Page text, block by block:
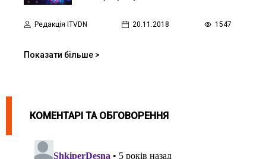
Редакція ITVDN 20.11.2018 1547
Показати більше >
КОМЕНТАРІ ТА ОБГОВОРЕННЯ